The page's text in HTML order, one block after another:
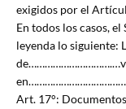
exigidos por el
En todos los casos,
leyenda lo
Art. 17°: